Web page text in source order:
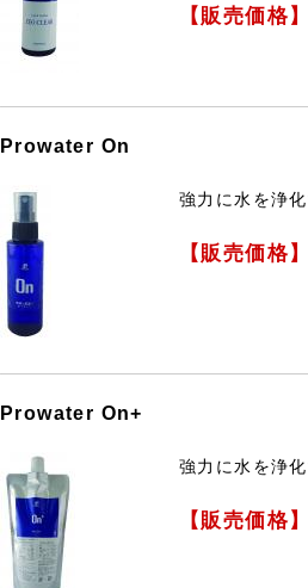
【販売価格】
Prowater On
強力に水を浄
【販売価格】
Prowater On+
強力に水を浄
【販売価格】